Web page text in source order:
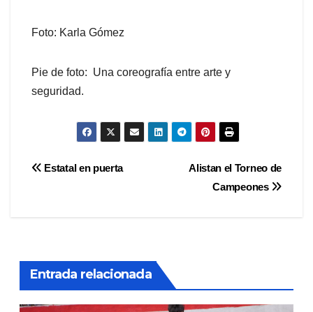
Foto: Karla Gómez
Pie de foto: Una coreografía entre arte y
seguridad.
Navegación
Alistan el Torneo de
Campeones
Estatal en puerta
Entrada relacionada